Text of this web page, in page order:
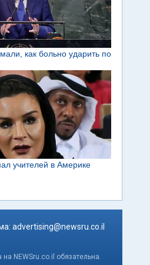
advertising@newsru.co.il
NEWSru.co.il обязательна.